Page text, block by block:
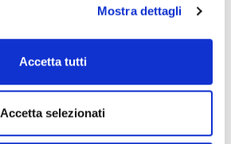
Mostra dettagli
Accetta tutti
Accetta selezionati